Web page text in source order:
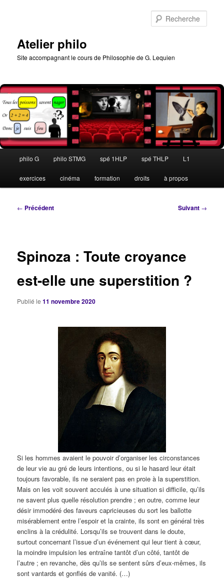
Atelier philo
Site accompagnant le cours de Philosophie de G. Lequien
principal
philo G philo STMG spé 1HLP spé THLP L1
exercices cinéma formation droits à propos
Navigation
← Précédent Suivant →
Spinoza : Toute croyance
est-elle une superstition ?
Publié le11 novembre 2020
Si les hommes avaient le pouvoir d’organiser les circonstances
de leur vie au gré de leurs intentions, ou si le hasard leur était
toujours favorable, ils ne seraient pas en proie à la superstition.
Mais on les voit souvent acculés à une situation si difficile, qu’ils
ne savent plus quelle résolution prendre ; en outre, comme leur
désir immodéré des faveurs capricieuses du sort les ballotte
misérablement entre l’espoir et la crainte, ils sont en général très
enclins à la crédulité. Lorsqu’ils se trouvent dans le doute,
surtout concernant l’issue d’un événement qui leur tient à cœur,
la moindre impulsion les entraîne tantôt d’un côté, tantôt de
l’autre ; en revanche, dès qu’ils se sentent sûrs d’eux-mêmes, ils
sont vantards et gonflés de vanité. (…)